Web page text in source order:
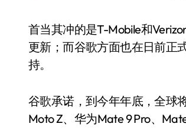
首当其冲的是T-Mobile和
更新；而谷歌方面也在日前正
持。
谷歌承诺，到今年年底，全球
Moto Z、华为Mate 9 Pro、